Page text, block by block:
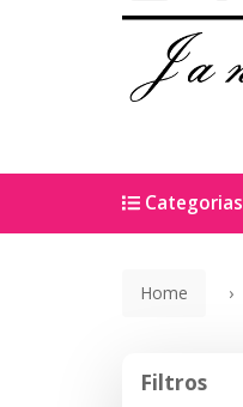
Categorias
Home
Filtros